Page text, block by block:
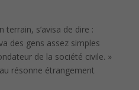
terrain, s’avisa de dire :
des gens assez simples
de la société civile. »
résonne étrangement